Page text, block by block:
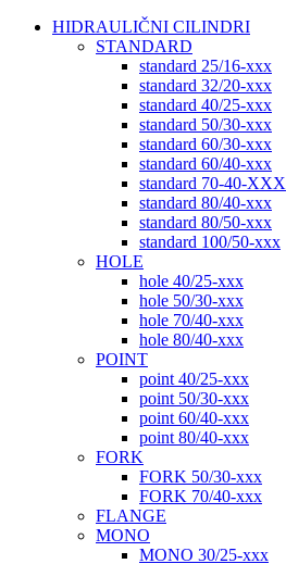
HIDRAULIČNI CILINDRI
STANDARD
standard 25/16-xxx
standard 32/20-xxx
standard 40/25-xxx
standard 50/30-xxx
standard 60/30-xxx
standard 60/40-xxx
standard 70-40-XXX
standard 80/40-xxx
standard 80/50-xxx
standard 100/50-xxx
HOLE
hole 40/25-xxx
hole 50/30-xxx
hole 70/40-xxx
hole 80/40-xxx
POINT
point 40/25-xxx
point 50/30-xxx
point 60/40-xxx
point 80/40-xxx
FORK
FORK 50/30-xxx
FORK 70/40-xxx
FLANGE
MONO
MONO 30/25-xxx